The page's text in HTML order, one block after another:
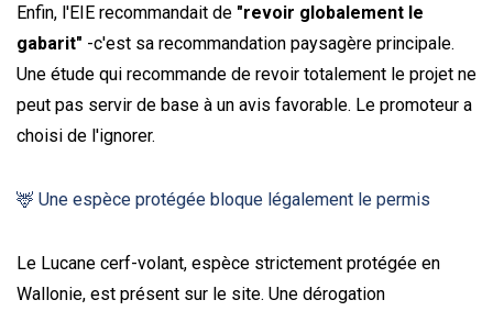
Enfin, l'EIE recommandait de "revoir globalement le
gabarit" -c'est sa recommandation paysagère principale.
Une étude qui recommande de revoir totalement le projet ne
peut pas servir de base à un avis favorable. Le promoteur a
choisi de l'ignorer.
🦌 Une espèce protégée bloque légalement le permis
Le Lucane cerf-volant, espèce strictement protégée en
Wallonie, est présent sur le site. Une dérogation